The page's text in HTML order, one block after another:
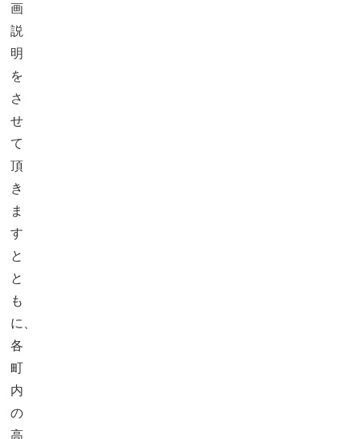
画
説
明
を
さ
せ
て
頂
き
ま
す
と
と
も
に、
各
町
内
の
高